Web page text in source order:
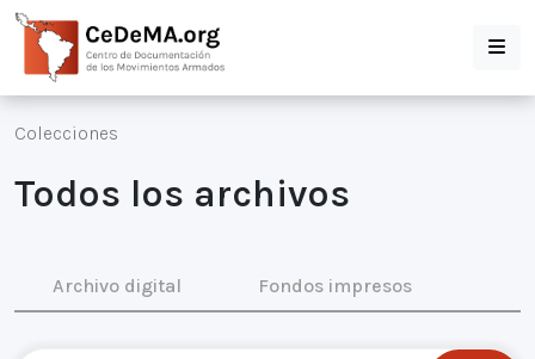
Colecciones
Todos los archivos
Archivo digital Fondos impresos